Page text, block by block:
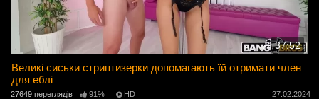
37:52
Великі сиськи стриптизерки допомагають їй отримати член
для еблі
27649 переглядів 91% HD 27.02.2024